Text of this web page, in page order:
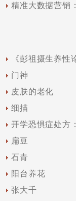
精准大数据营销
《彭祖摄生养性
门神
皮肤的老化
细描
开学恐惧症处方
扁豆
石青
阳台养花
张大千